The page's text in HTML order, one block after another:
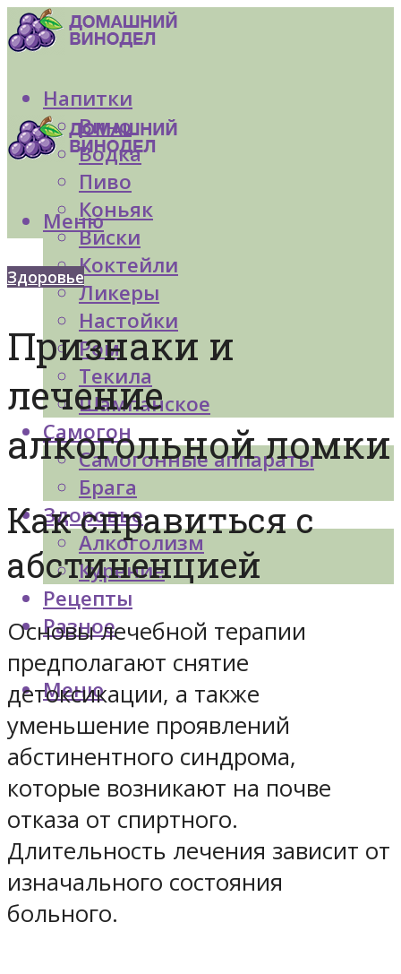
Напитки
Вино
Водка
Пиво
Коньяк
Виски
Коктейли
Ликеры
Настойки
Ром
Текила
Шампанское
Самогон
Самогонные аппараты
Брага
Здоровье
Алкоголизм
Курение
Рецепты
Разное
Меню
Меню
Здоровье
Признаки и
лечение
алкогольной ломки
Как справиться с
абстиненцией
Основы лечебной терапии
предполагают снятие
детоксикации, а также
уменьшение проявлений
абстинентного синдрома,
которые возникают на почве
отказа от спиртного.
Длительность лечения зависит от
изначального состояния
больного.